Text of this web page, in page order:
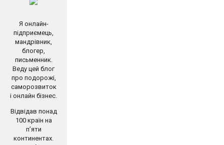
Я онлайн-
підприємець,
мандрівник,
блогер,
письменник.
Веду цей блог
про подорожі,
саморозвиток
і онлайн бізнес.
Відвідав понад
100 країн на
п’яти
континентах.